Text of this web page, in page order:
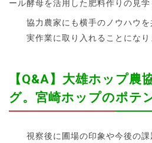
ール酵母を活用した肥料作りの見学
協力農家にも横手のノウハウ
実作業に取り入れることになり
【Q&A】大雄ホップ農
グ。宮崎ホップのポテ
視察後に圃場の印象や今後の